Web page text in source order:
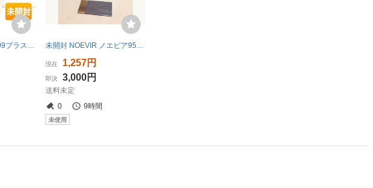
NOEVIR/ノエビア 99プラス クレンジングマッサージゲルオイル 110g 〈メイク落とし・マッサージゲル(洗い流し用)〉 未開封 NOEVIR ノエビア95 クレンジングローション 化粧水 150ml
現在 1,257円
即決 3,000円
送料未定
0
9時間
未使用